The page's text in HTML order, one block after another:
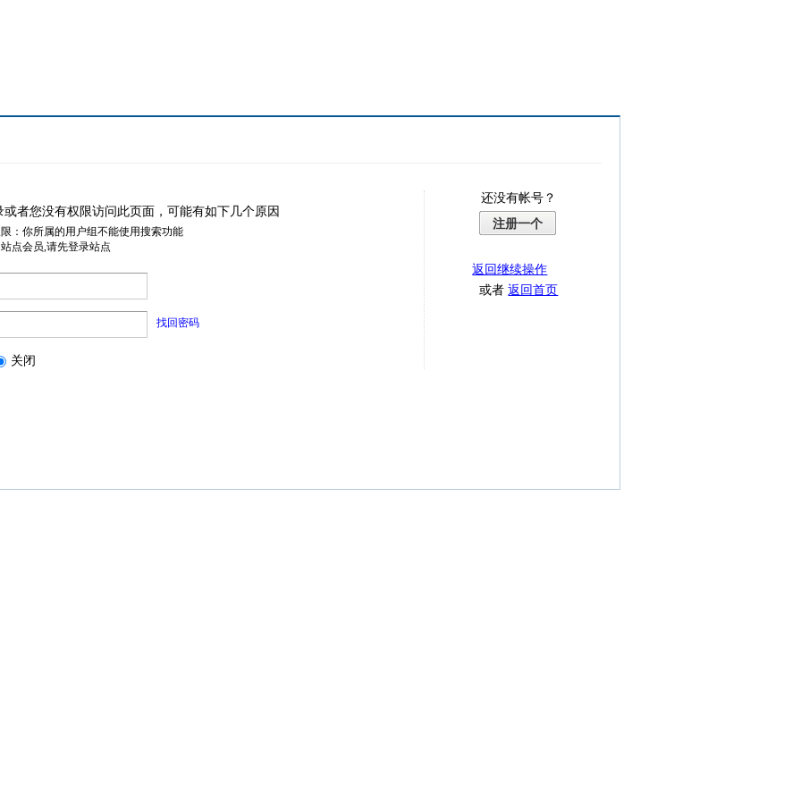
或者您没有权限访问此页面，可能有如下几个原因
：你所属的用户组不能使用搜索功能
点会员,请先登录站点
找回密码
关闭
还没有帐号？
注册一个
返回继续操作
或者返回首页